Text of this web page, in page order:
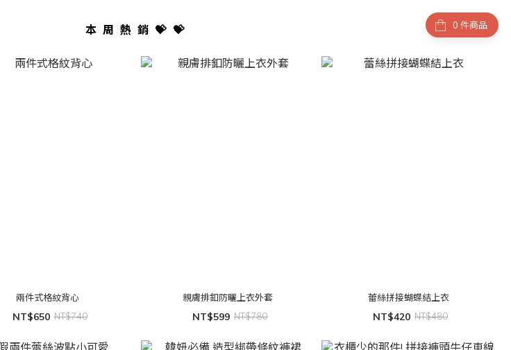
件商品
本周熱銷💝💝
兩件式格紋背心
NT$650 NT$740
親膚排釦防曬上衣外套
NT$599 NT$780
蕾絲拼接蝴蝶結上衣
NT$420 NT$480